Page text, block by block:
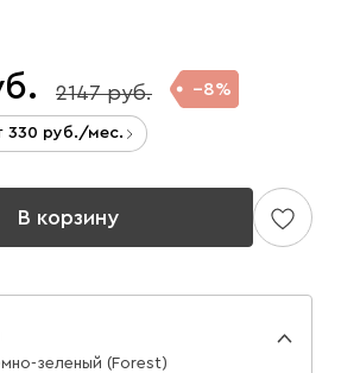
2147 8
330 /мес.
В корзину
зеленый (Forest)